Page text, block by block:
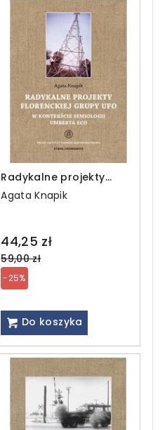
Radykalne projekty
florenckiej grupy UFO w
kontekście semiologii
Agata Knapik
44,25 zł
Regular
price
59,00 zł
-25%
Do koszyka